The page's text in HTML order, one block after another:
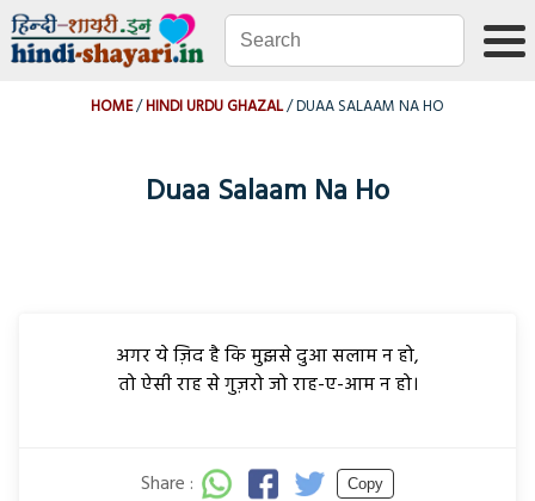
HOME HINDI URDU GHAZAL DUAA SALAAM NA HO
Duaa Salaam Na Ho
अगर ये ज़िद है कि मुझसे दुआ सलाम न हो,
तो ऐसी राह से गुज़रो जो राह-ए-आम न हो।
Share : Copy